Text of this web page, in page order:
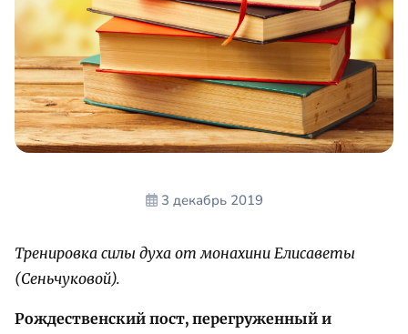
3 декабрь 2019
Тренировка силы духа от монахини Елисаветы
(Сеньчуковой).
Рождественский пост, перегруженный и